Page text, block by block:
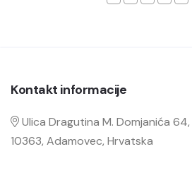
Kontakt informacije
Ulica Dragutina M. Domjanića 64,
10363, Adamovec, Hrvatska